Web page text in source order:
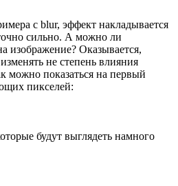
с blur, эффект накладывается
сильно. А можно ли
изображение? Оказывается,
не степень влияния
можно показаться на первый
пикселей:
будут выглядеть намного